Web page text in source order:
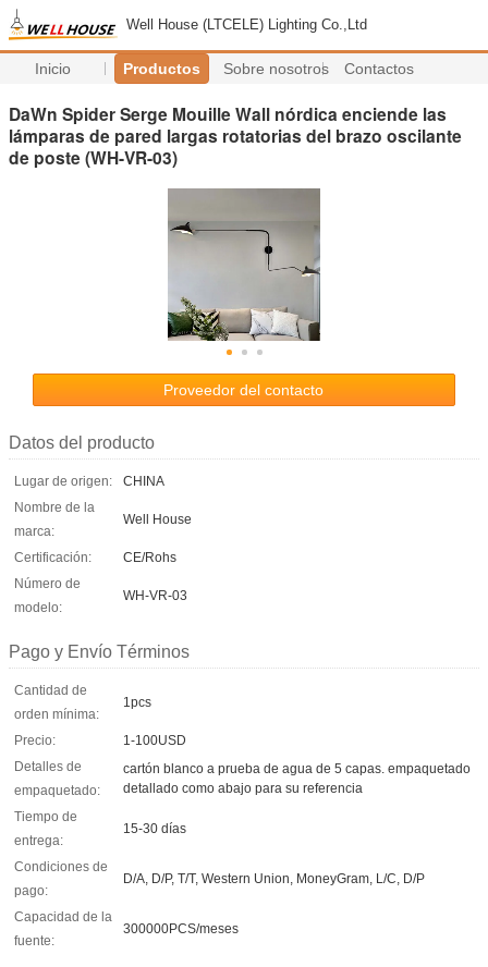
Well House (LTCELE) Lighting Co.,Ltd
Inicio Productos Sobre nosotros Contactos
DaWn Spider Serge Mouille Wall nórdica enciende las
lámparas de pared largas rotatorias del brazo oscilante
de poste (WH-VR-03)
Proveedor del contacto
Datos del producto
Lugar de origen:
CHINA
Nombre de la
marca:
Well House
Certificación:
CE/Rohs
Número de
modelo:
WH-VR-03
Pago y Envío Términos
Cantidad de
orden mínima:
1pcs
Precio:
1-100USD
Detalles de
empaquetado:
cartón blanco a prueba de agua de 5 capas. empaquetado
detallado como abajo para su referencia
Tiempo de
entrega:
15-30 días
Condiciones de
pago:
D/A, D/P, T/T, Western Union, MoneyGram, L/C, D/P
Capacidad de la
fuente:
300000PCS/meses